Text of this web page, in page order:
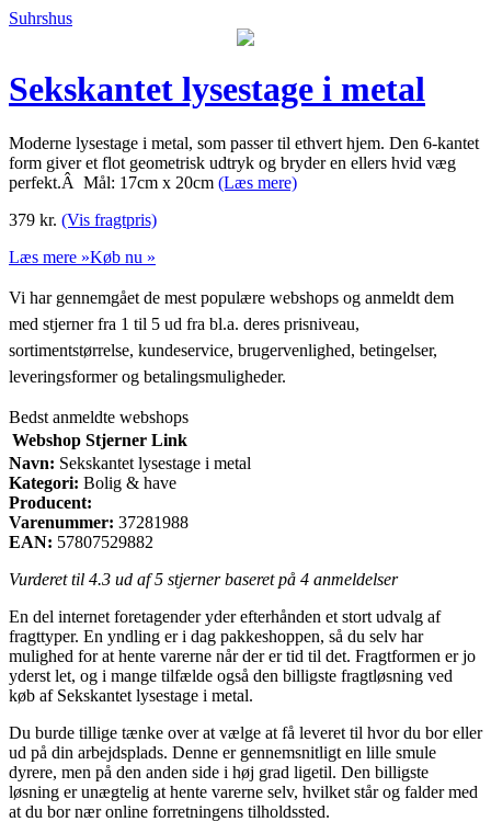
Suhrshus
Sekskantet lysestage i metal
Moderne lysestage i metal, som passer til ethvert hjem. Den 6-kantet
form giver et flot geometrisk udtryk og bryder en ellers hvid væg
perfekt.Â Mål: 17cm x 20cm (Læs mere)
379 kr. (Vis fragtpris)
Læs mere »Køb nu »
Vi har gennemgået de mest populære webshops og anmeldt dem
med stjerner fra 1 til 5 ud fra bl.a. deres prisniveau,
sortimentstørrelse, kundeservice, brugervenlighed, betingelser,
leveringsformer og betalingsmuligheder.
Bedst anmeldte webshops
Webshop Stjerner Link
Navn: Sekskantet lysestage i metal
Kategori: Bolig & have
Producent:
Varenummer: 37281988
EAN: 57807529882
Vurderet til 4.3 ud af 5 stjerner baseret på 4 anmeldelser
En del internet foretagender yder efterhånden et stort udvalg af
fragttyper. En yndling er i dag pakkeshoppen, så du selv har
mulighed for at hente varerne når der er tid til det. Fragtformen er jo
yderst let, og i mange tilfælde også den billigste fragtløsning ved
køb af Sekskantet lysestage i metal.
Du burde tillige tænke over at vælge at få leveret til hvor du bor eller
ud på din arbejdsplads. Denne er gennemsnitligt en lille smule
dyrere, men på den anden side i høj grad ligetil. Den billigste
løsning er unægtelig at hente varerne selv, hvilket står og falder med
at du bor nær online forretningens tilholdssted.